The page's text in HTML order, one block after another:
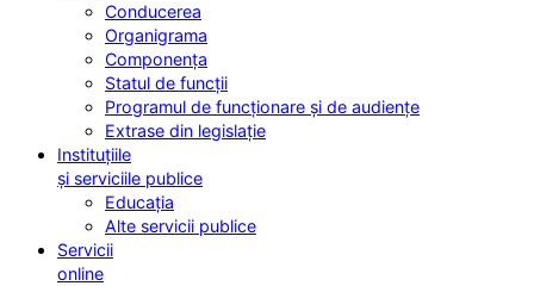
Conducerea
Organigrama
Componența
Statul de funcții
Programul de funcționare și de audiențe
Extrase din legislație
Instituțiile
și serviciile publice
Educația
Alte servicii publice
Servicii
online